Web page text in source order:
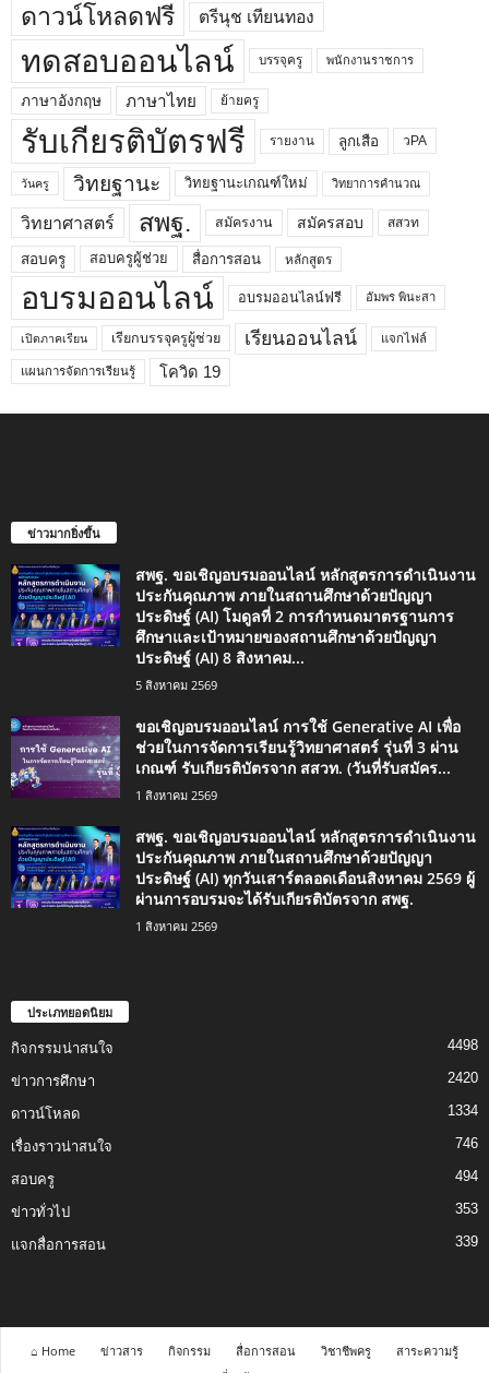
ดาวน์โหลดฟรี ตรีนุช เทียนทอง
ทดสอบออนไลน์ บรรจุครู พนักงานราชการ
ภาษาอังกฤษ ภาษาไทย ย้ายครู
รับเกียรติบัตรฟรี รายงาน ลูกเสือ วPA
วันครู วิทยฐานะ วิทยฐานะเกณฑ์ใหม่ วิทยาการคำนวณ
วิทยาศาสตร์ สพฐ. สมัครงาน สมัครสอบ สสวท
สอบครู สอบครูผู้ช่วย สื่อการสอน หลักสูตร
อบรมออนไลน์ อบรมออนไลน์ฟรี อัมพร พินะสา
เปิดภาคเรียน เรียกบรรจุครูผู้ช่วย เรียนออนไลน์ แจกไฟล์
แผนการจัดการเรียนรู้ โควิด 19
ข่าวมากยิ่งขึ้น
สพฐ. ขอเชิญอบรมออนไลน์ หลักสูตรการดำเนินงาน
ประกันคุณภาพ ภายในสถานศึกษาด้วยปัญญา
ประดิษฐ์ (AI) โมดูลที่ 2 การกำหนดมาตรฐานการ
ศึกษาและเป้าหมายของสถานศึกษาด้วยปัญญา
ประดิษฐ์ (AI) 8 สิงหาคม...
5 สิงหาคม 2569
ขอเชิญอบรมออนไลน์ การใช้ Generative AI เพื่อ
ช่วยในการจัดการเรียนรู้วิทยาศาสตร์ รุ่นที่ 3 ผ่าน
เกณฑ์ รับเกียรติบัตรจาก สสวท. (วันที่รับสมัคร...
1 สิงหาคม 2569
สพฐ. ขอเชิญอบรมออนไลน์ หลักสูตรการดำเนินงาน
ประกันคุณภาพ ภายในสถานศึกษาด้วยปัญญา
ประดิษฐ์ (AI) ทุกวันเสาร์ตลอดเดือนสิงหาคม 2569 ผู้
ผ่านการอบรมจะได้รับเกียรติบัตรจาก สพฐ.
1 สิงหาคม 2569
ประเภทยอดนิยม
กิจกรรมน่าสนใจ 4498
ข่าวการศึกษา 2420
ดาวน์โหลด 1334
เรื่องราวน่าสนใจ 746
สอบครู 494
ข่าวทั่วไป 353
แจกสื่อการสอน 339
⌂ Home ข่าวสาร กิจกรรม สื่อการสอน วิชาชีพครู
สาระความรู้